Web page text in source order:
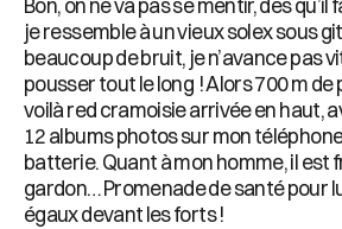
Bon, on ne va pas se mentir, dès
je ressemble à un vieux solex sous
beaucoup de bruit, je n’avance pas
pousser tout le long ! Alors 700 m de
voilà red cramoisie arrivée en haut,
12 albums photos sur mon
batterie. Quant à mon homme, il est
gardon… Promenade de santé pour
égaux devant les forts !